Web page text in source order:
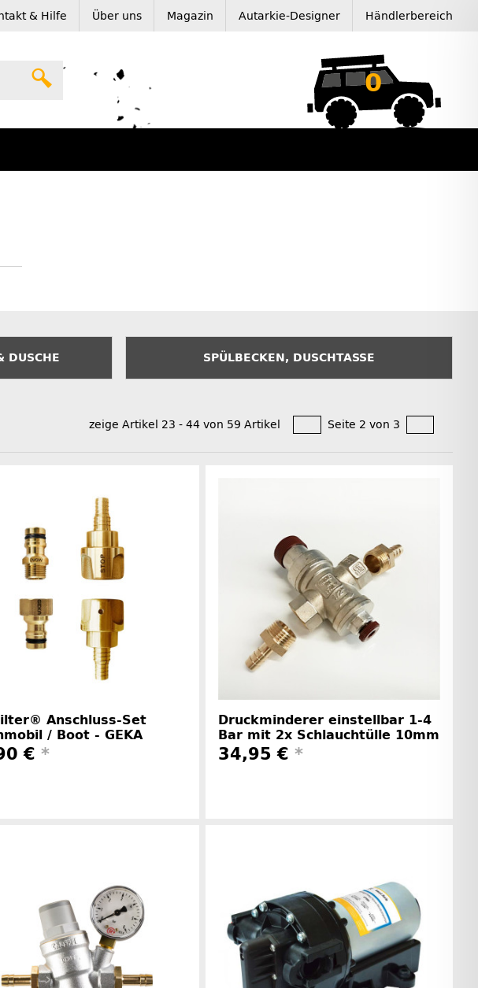
& Hilfe Über uns Magazin Autarkie-Designer Händlerbereich
0
DUSCHE SPÜLBECKEN, DUSCHTASSE
zeige Artikel 23 - 44 von 59 Artikel Seite 2 von 3
Anschluss-Set
/ Boot - GEKA
€ *
Druckminderer einstellbar 1-4
Bar mit 2x Schlauchtülle 10mm
34,95 € *